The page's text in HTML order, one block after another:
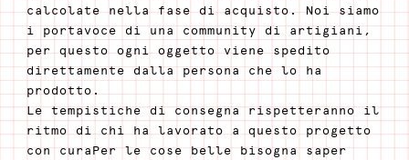
calcolate nella fase di acquisto. Noi siamo
i portavoce di una community di artigiani,
per questo ogni oggetto viene spedito
direttamente dalla persona che lo ha
prodotto.
Le tempistiche di consegna rispetteranno il
ritmo di chi ha lavorato a questo progetto
con curaPer le cose belle bisogna saper